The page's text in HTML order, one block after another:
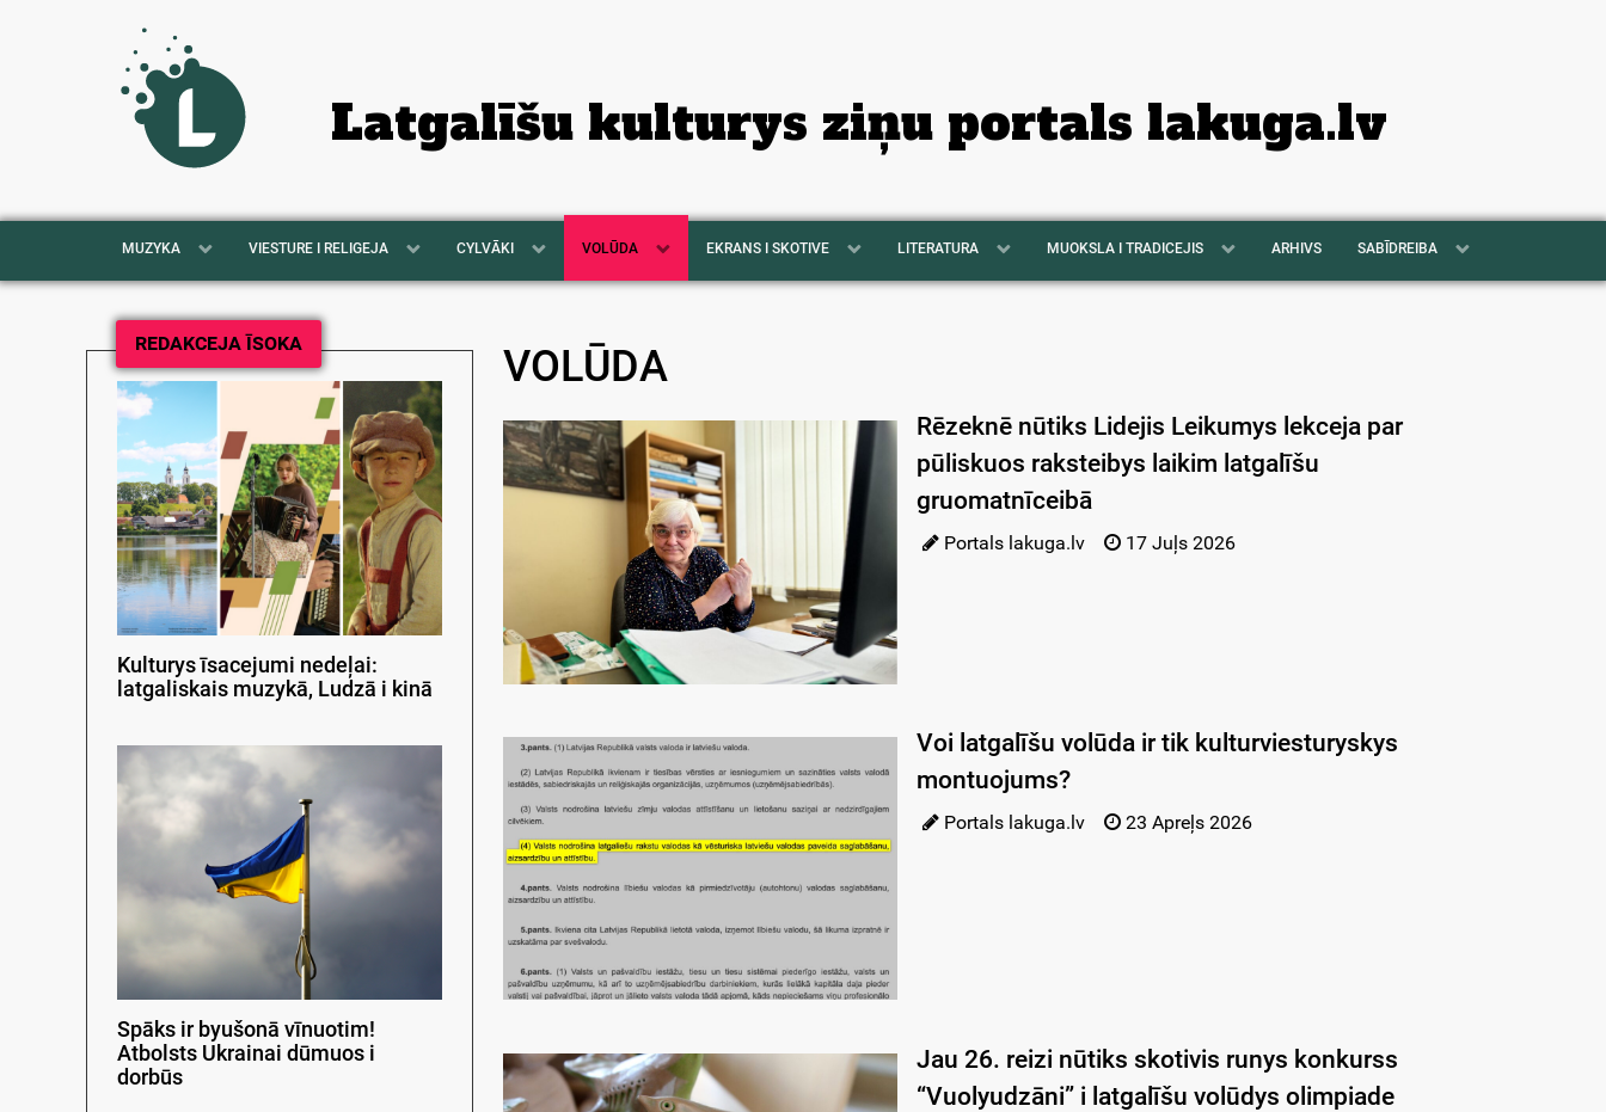
Latgalīšu kulturys ziņu portals lakuga.lv
MUZYKA VIESTURE I RELIGEJA CYLVĀKI VOLŪDA EKRANS I SKOTIVE LITERATURA MUOKSLA I TRADICEJIS ARHIVS SABĪDREIBA
REDAKCEJA ĪSOKA
Kulturys īsacejumi nedeļai:
latgaliskais muzykā, Ludzā i kinā
Spāks ir byušonā vīnuotim!
Atbolsts Ukrainai dūmuos i
dorbūs
VOLŪDA
Rēzeknē nūtiks Lidejis Leikumys lekceja par
pūliskuos raksteibys laikim latgalīšu
gruomatnīceibā
Portals lakuga.lv 17 Juļs 2026
Voi latgalīšu volūda ir tik kulturviesturyskys
montuojums?
Portals lakuga.lv 23 Apreļs 2026
Jau 26. reizi nūtiks skotivis runys konkurss
“Vuolyudzāni” i latgalīšu volūdys olimpiade